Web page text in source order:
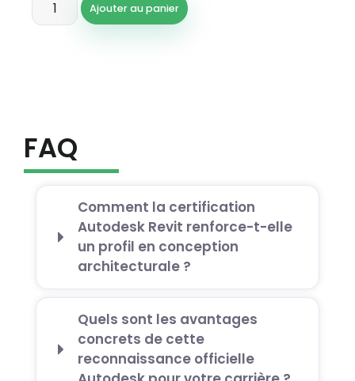
Ajouter au panier
FAQ
Comment la certification
Autodesk Revit renforce-t-elle
un profil en conception
architecturale ?
Quels sont les avantages
concrets de cette
reconnaissance officielle